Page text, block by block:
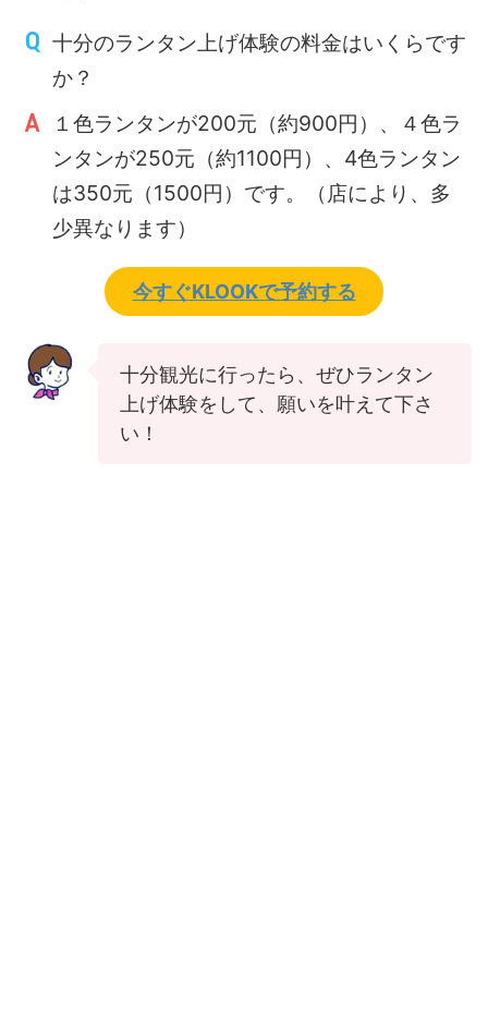
十分のランタン上げ体験の料金はいくらです
か？
１色ランタンが200元（約900円）、４色ラ
ンタンが250元（約1100円）、4色ランタン
は350元（1500円）です。（店により、多
少異なります）
今すぐKLOOKで予約する
十分観光に行ったら、ぜひランタン
上げ体験をして、願いを叶えて下さ
い！